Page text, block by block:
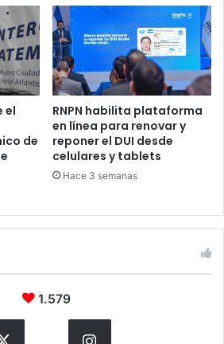
el
de
RNPN habilita plataforma
en línea para renovar y
reponer el DUI desde
celulares y tablets
Hace 3 semanas
1.579